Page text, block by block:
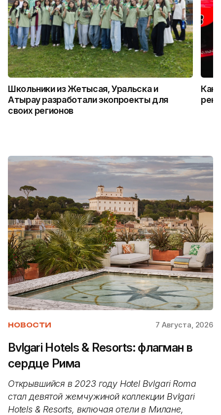
Школьники из Жетысая, Уральска и
Атырау разработали экопроекты для
своих регионов
Как
НОВОСТИ 7 Августа, 2026
Bvlgari Hotels & Resorts: флагман в
сердце Рима
Открывшийся в 2023 году Hotel Bvlgari Roma
стал девятой жемчужиной коллекции Bvlgari
Hotels & Resorts, включая отели в Милане,